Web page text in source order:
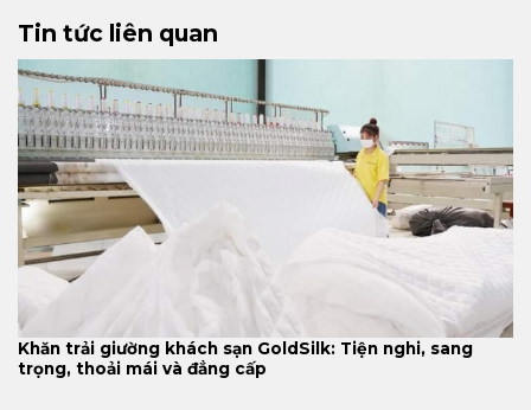
Tin tức liên quan
Khăn trải giường khách sạn GoldSilk: Tiện nghi, sang
trọng, thoải mái và đẳng cấp